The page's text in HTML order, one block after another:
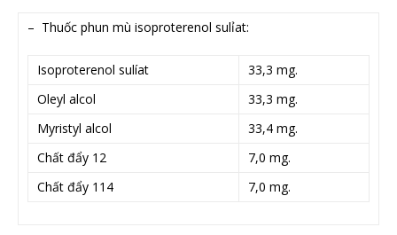
– Thuốc phun mù isoproterenol sulỉat:
Isoproterenol sulíat
33,3 mg.
Oleyl alcol
33,3 mg.
Myristyl alcol
33,4 mg.
Chất đẩy 12
7,0 mg.
Chất đẩy 114
7,0 mg.